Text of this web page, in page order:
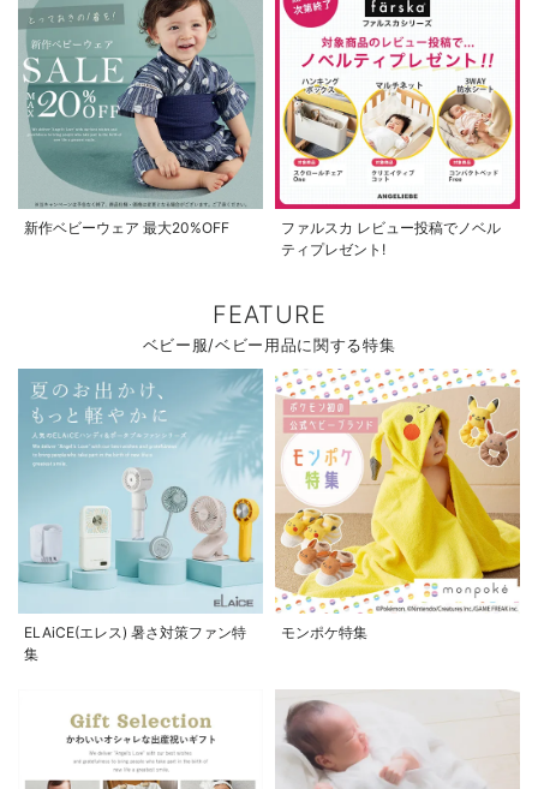
新作ベビーウェア 最大20%OFF
ファルスカ レビュー投稿でノベル
ティプレゼント!
FEATURE
ベビー服/ベビー用品に関する特集
ELAiCE(エレス) 暑さ対策ファン特
集
モンポケ特集